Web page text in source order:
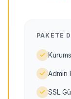
PAKETE
Admin
SSL